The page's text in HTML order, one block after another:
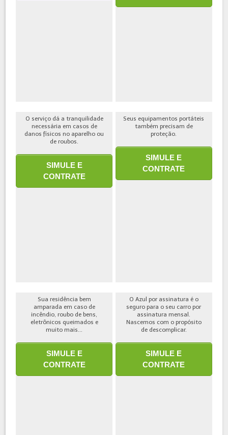
O serviço dá a tranquilidade
necessária em casos de
danos físicos no aparelho ou
de roubos.
SIMULE E
CONTRATE
Seus equipamentos portáteis
também precisam de
proteção.
SIMULE E
CONTRATE
Sua residência bem
amparada em caso de
incêndio, roubo de bens,
eletrônicos queimados e
muito mais...
SIMULE E
CONTRATE
O Azul por assinatura é o
seguro para o seu carro por
assinatura mensal.
Nascemos com o propósito
de descomplicar.
SIMULE E
CONTRATE